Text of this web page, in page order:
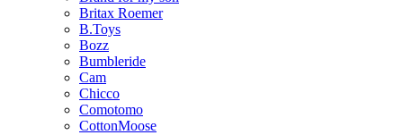
Britax Roemer
B.Toys
Bozz
Bumbleride
Cam
Chicco
Comotomo
CottonMoose